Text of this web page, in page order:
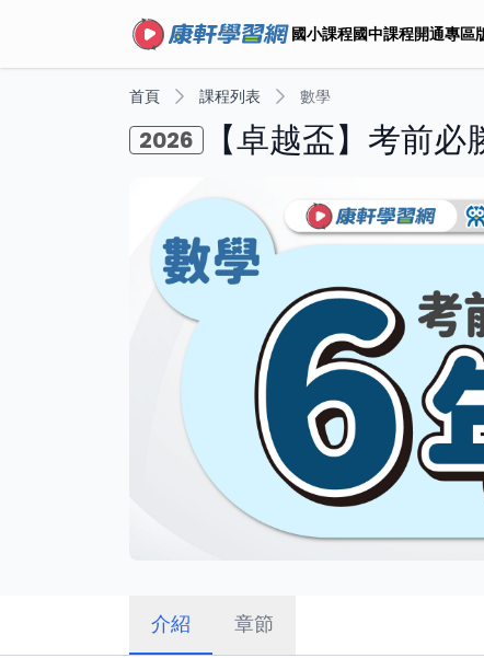
國小課程國中課程開通專區
首頁 課程列表 數學
2026 【卓越盃】考前
介紹 章節